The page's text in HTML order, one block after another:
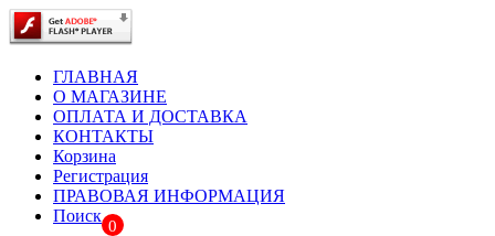
ГЛАВНАЯ
О МАГАЗИНЕ
ОПЛАТА И ДОСТАВКА
КОНТАКТЫ
Корзина
Регистрация
ПРАВОВАЯ ИНФОРМАЦИЯ
Поиск
0